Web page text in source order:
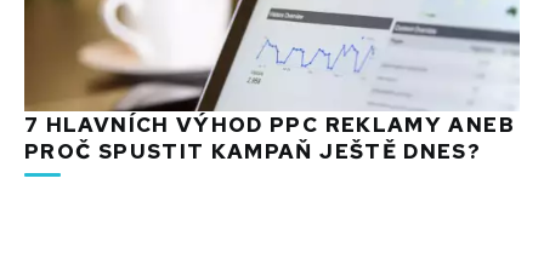
7 HLAVNÍCH VÝHOD PPC REKLAMY ANEB
PROČ SPUSTIT KAMPAŇ JEŠTĚ DNES?